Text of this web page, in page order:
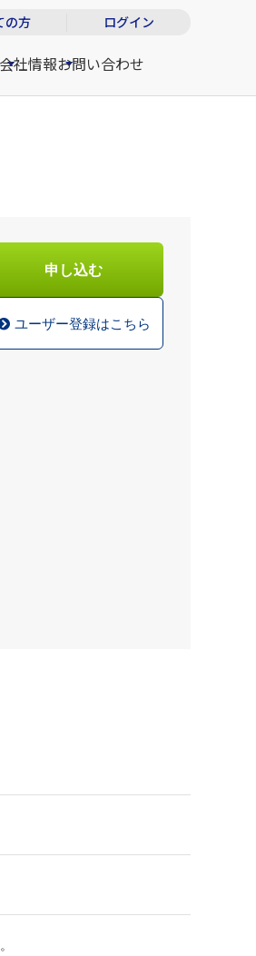
の方 ログイン
会社情報お問い合わせ
申し込む
ユーザー登録はこちら